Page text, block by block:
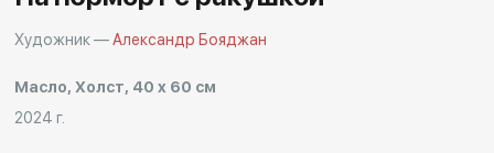
Художник —Александр Бояджан
Масло, Холст, 40 x 60 см
2024 г.